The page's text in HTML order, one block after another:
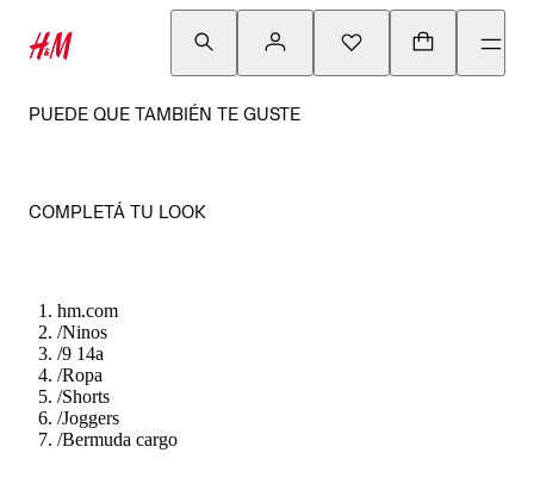
PUEDE QUE TAMBIÉN TE GUSTE
COMPLETÁ TU LOOK
hm.com
/Ninos
/9 14a
/Ropa
/Shorts
/Joggers
/Bermuda cargo